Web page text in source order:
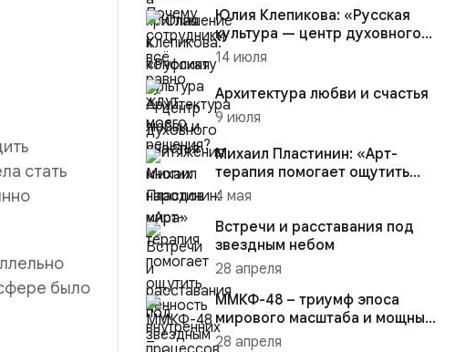
стать
было
Юлия Клепикова: «Русская
культура — центр духовного
притяжения многих народо...
14 июля
Архитектура любви и счастья
9 июля
Михаил Пластинин: «Арт-
терапия помогает ощутить
ценность внутренних
4 мая
Встречи и расставания под
звездным небом
28 апреля
ММКФ-48 – триумф эпоса
мирового масштаба и мощных
драм
28 апреля